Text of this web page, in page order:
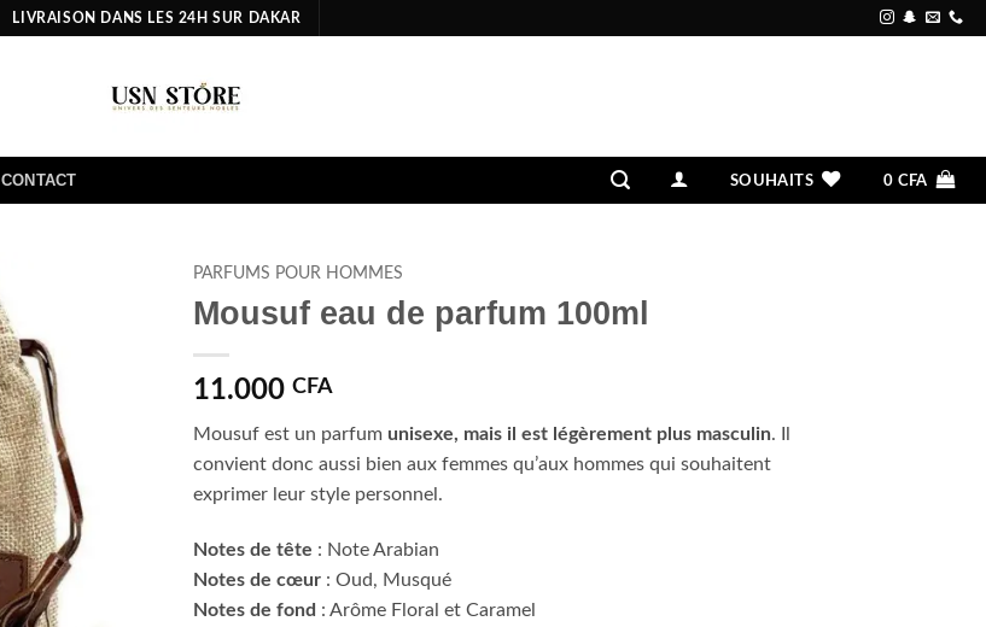
LIVRAISON DANS LES 24H SUR DAKAR
CONTACT SOUHAITS 0 CFA
PARFUMS POUR HOMMES
Mousuf eau de parfum 100ml
11.000 CFA
Mousuf est un parfum unisexe, mais il est légèrement plus masculin. Il
convient donc aussi bien aux femmes qu’aux hommes qui souhaitent
exprimer leur style personnel.
Notes de tête : Note Arabian
Notes de cœur : Oud, Musqué
Notes de fond : Arôme Floral et Caramel